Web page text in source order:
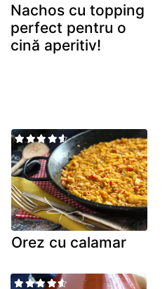
Nachos cu topping
perfect pentru o
cină aperitiv!
Orez cu calamar